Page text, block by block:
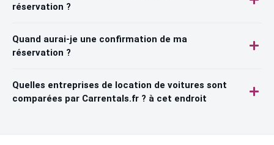
réservation ?
Quand aurai-je une confirmation de ma
réservation ?
Quelles entreprises de location de voitures sont
comparées par Carrentals.fr ? à cet endroit